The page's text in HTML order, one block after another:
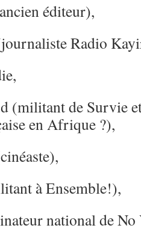
éditeur),
Radio
(militant de Survie
en Afrique ?),
à Ensemble!),
national de